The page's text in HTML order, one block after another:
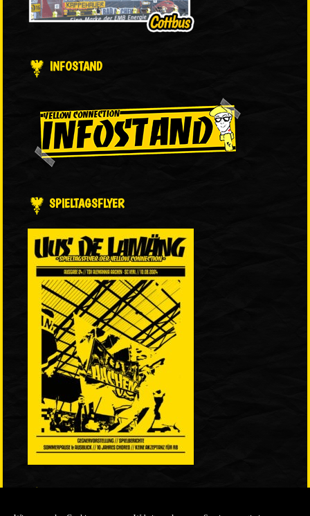
INFOSTAND
SPIELTAGSFLYER